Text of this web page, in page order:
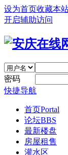
设为首页收藏本
开启辅助访问
密码
快捷导航
首页Portal
论坛BBS
最新楼盘
房屋租售
灌水区